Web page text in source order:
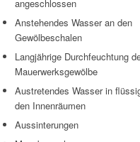
angeschlossen
Anstehendes Wasser an den
Gewölbeschalen
Langjährige Durchfeuchtung
Mauerwerksgewölbe
Austretendes Wasser in
den Innenräumen
Aussinterungen